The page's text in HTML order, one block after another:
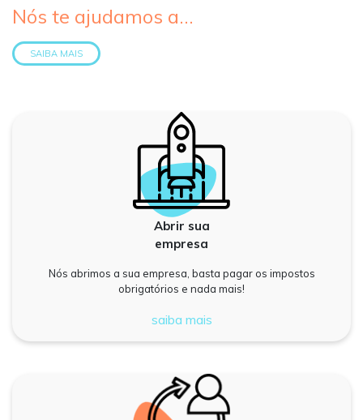
Nós te ajudamos a...
SAIBA MAIS
Abrir sua
empresa
Nós abrimos a sua empresa, basta pagar os impostos
obrigatórios e nada mais!
saiba mais